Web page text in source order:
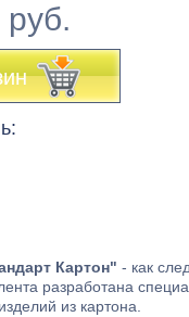
руб.
Картон" - как
разработана
из картона.